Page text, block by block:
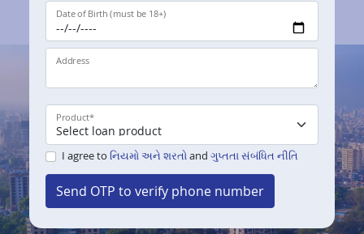
Date of Birth (must be 18+)
Address
Product*
I agree to નિયમો અને શરતોand ગુપ્તતા સંબંધિત નીતિ
Send OTP to verify phone number